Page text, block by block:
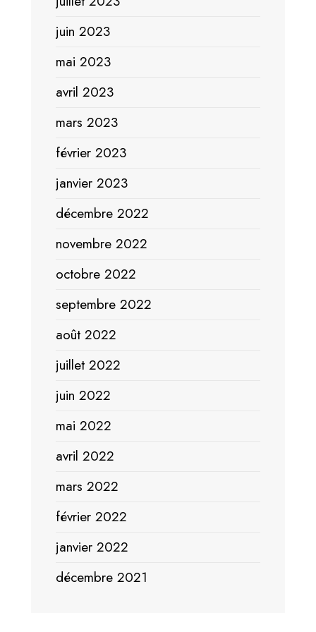
juin 2023
mai 2023
avril 2023
mars 2023
février 2023
janvier 2023
décembre 2022
novembre 2022
octobre 2022
septembre 2022
août 2022
juillet 2022
juin 2022
mai 2022
avril 2022
mars 2022
février 2022
janvier 2022
décembre 2021